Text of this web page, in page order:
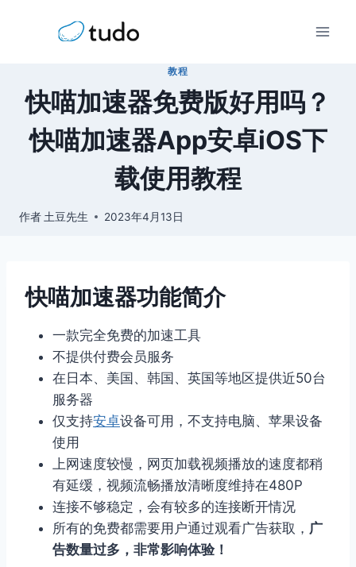
教程
快喵加速器免费版好用吗？
快喵加速器App安卓iOS下
载使用教程
作者 土豆先生 2023年4月13日
快喵加速器功能简介
一款完全免费的加速工具
不提供付费会员服务
在日本、美国、韩国、英国等地区提供近50台
服务器
仅支持安卓设备可用，不支持电脑、苹果设备
使用
上网速度较慢，网页加载视频播放的速度都稍
有延缓，视频流畅播放清晰度维持在480P
连接不够稳定，会有较多的连接断开情况
所有的免费都需要用户通过观看广告获取， 广
告数量过多，非常影响体验！